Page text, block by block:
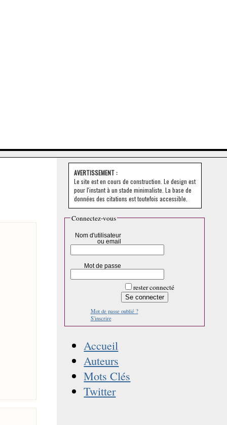
AVERTISSEMENT :
Le site est en cours de construction. Le design est
pour l'instant à un stade minimaliste. La base de
données des citations est toutefois accessible.
Connectez-vous
Nom d'utilisateur
ou email
Mot de passe
rester connecté
Mot de passe oublié ?
S'inscrire
Accueil
Auteurs
Mots Clés
Twitter